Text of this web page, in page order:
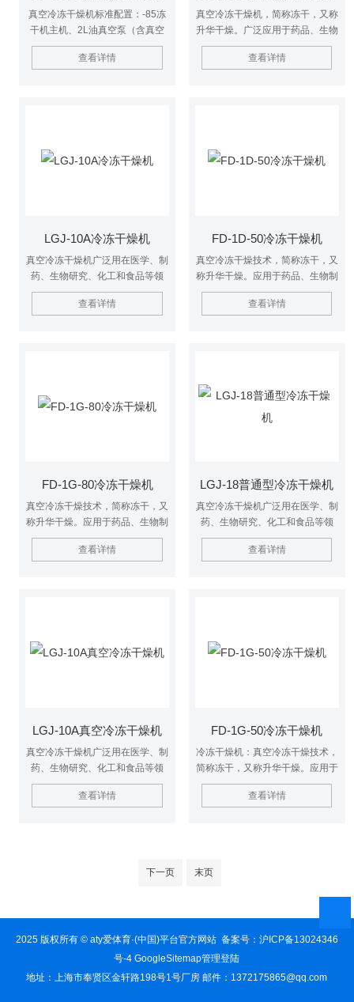
真空冷冻干燥机标准配置：-85冻
干机主机、2L油真空泵（含真空
油）、有机玻璃罩一个、有机玻璃
底座一个、密封圈一个、普通干燥
查看详情
真空冷冻干燥机，简称冻干，又称
升华干燥。广泛应用于药品、生物
制品、化工及食品工业。 对热敏
性物质如抗生素、疫苗、血液制
查看详情
LGJ-10A冷冻干燥机
真空冷冻干燥机广泛用在医学、制
药、生物研究、化工和食品等领
域。经冷冻干燥处理的物品易于长
期保存，$n 加水后能恢复到冻干
查看详情
FD-1D-50冷冻干燥机
真空冷冻干燥技术，简称冻干，又
称升华干燥。应用于药品、生物制
品、化工及食品工业。$n对热敏
性物质如抗生素、疫苗、血液制
查看详情
FD-1G-80冷冻干燥机
真空冷冻干燥技术，简称冻干，又
称升华干燥。应用于药品、生物制
品、化工及食品工业。$n对热敏
性物质如抗生素、疫苗、血液制
查看详情
LGJ-18普通型冷冻干燥机
真空冷冻干燥机广泛用在医学、制
药、生物研究、化工和食品等领
域。经冷冻干燥处理的物品易于长
期保存，加水后能恢复到冻干前状
查看详情
LGJ-10A真空冷冻干燥机
真空冷冻干燥机广泛用在医学、制
药、生物研究、化工和食品等领
域。经冷冻干燥处理的物品易于长
期保存，加水后能恢复到冻干前状
查看详情
FD-1G-50冷冻干燥机
冷冻干燥机：真空冷冻干燥技术，
简称冻干，又称升华干燥。应用于
药品、生物制品、化工及食品工
业。$n对热敏性物质如抗生素、
查看详情
下一页 末页
2025 版权所有 © aty爱体育·(中国)平台官方网站 备案号： 沪ICP备13024346
号-4 GoogleSitemap管理登陆
地址：上海市奉贤区金轩路198号1号厂房 邮件：1372175865@qq.com